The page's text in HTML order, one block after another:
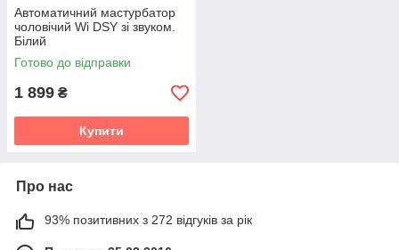
Автоматичний мастурбатор
чоловічий Wi DSY зі звуком.
Білий
Готово до відправки
1 899 ₴
Купити
Про нас
93% позитивних з 272 відгуків за рік